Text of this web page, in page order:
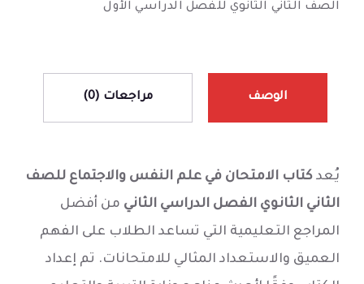
الصف الثاني الثانوي للفصل الدراسي الأول
الوصف مراجعات (0)
يُعد كتاب الامتحان في علم النفس والاجتماع للصف
الثاني الثانوي الفصل الدراسي الثاني من أفضل
المراجع التعليمية التي تساعد الطلاب على الفهم
العميق والاستعداد المثالي للامتحانات. تم إعداد